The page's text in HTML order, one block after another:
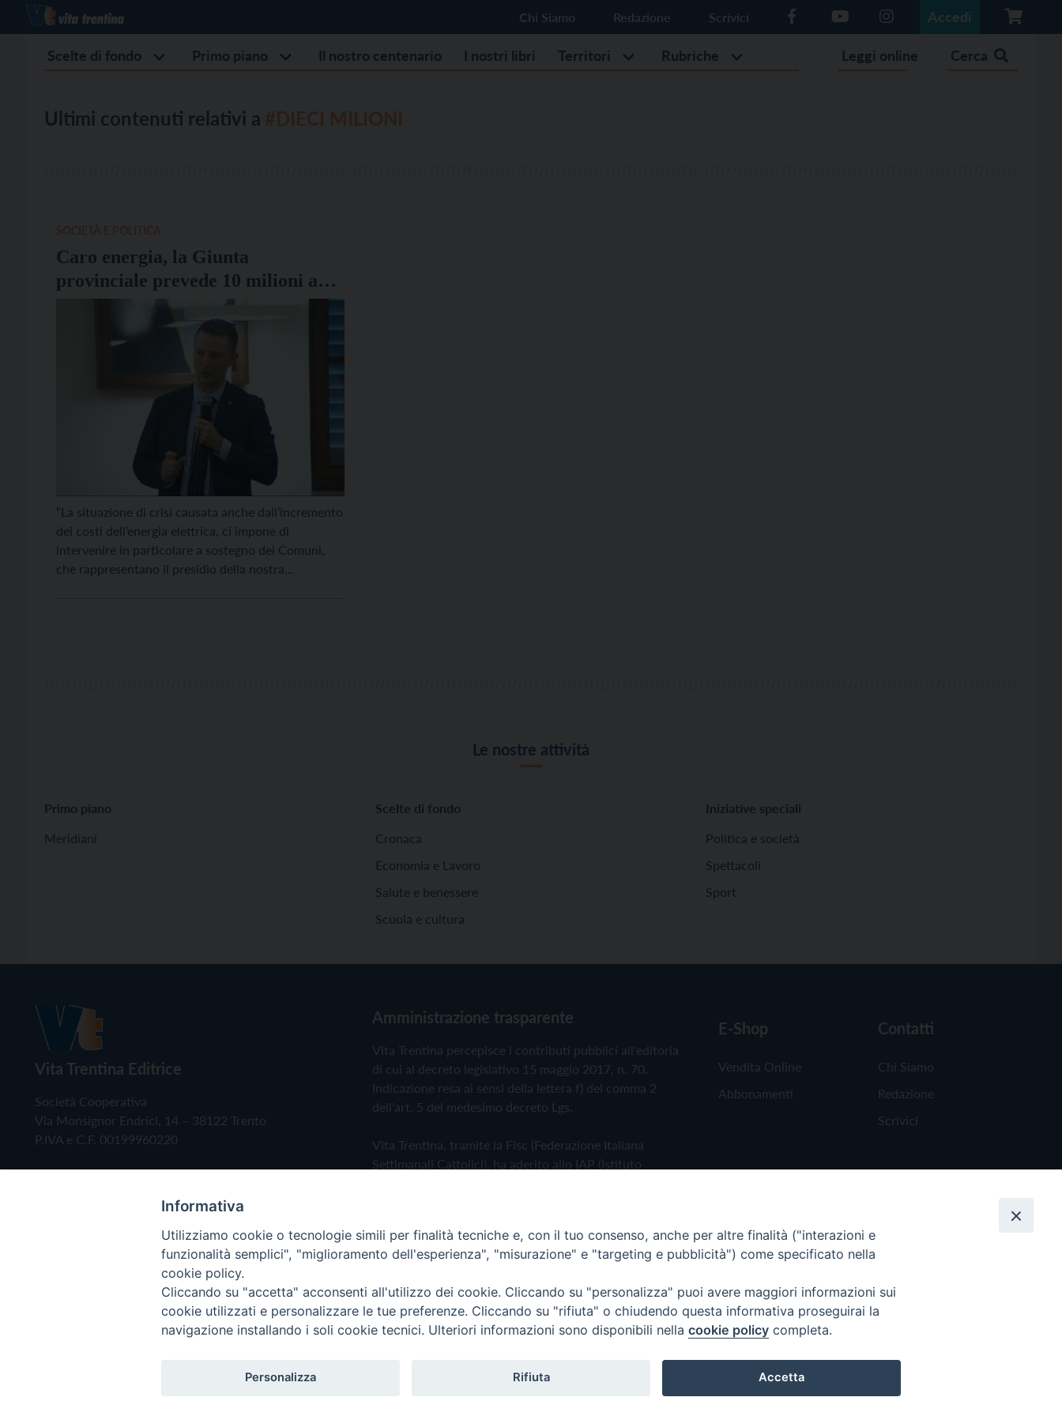
Chi Siamo Redazione Scrivici Accedi
Scelte di fondo Primo piano Il nostro centenario I nostri libri Territori Rubriche Leggi online Cerca
Ultimi contenuti relativi a
Caro energia, la Giunta
provinciale prevede 10 milioni a
sostegno dei Comuni
“La situazione di crisi causata anche dall’incremento
dei costi dell’energia elettrica, ci impone di
intervenire in particolare a sostegno dei Comuni,
che rappresentano il presidio della nostra
Le nostre attività
Primo piano
Meridiani
Scelte di fondo
Cronaca
Economia e Lavoro
Salute e benessere
Scuola e cultura
Iniziative speciali
Politica e società
Spettacoli
Sport
Vita Trentina Editrice
Società Cooperativa
Via Monsignor Endrici, 14 – 38122 Trento
P.IVA e C.F. 00199960220
Amministrazione trasparente
Vita Trentina percepisce i contributi pubblici all'editoria
di cui al decreto legislativo 15 maggio 2017, n. 70.
Indicazione resa ai sensi della lettera f) del comma 2
dell'art. 5 del medesimo decreto Lgs.
Vita Trentina, tramite la Fisc (Federazione Italiana
Settimanali Cattolici), ha aderito allo IAP (Istituto
Privacy Policy Cookie Policy
E-Shop
Vendita Online
Abbonamenti
Contatti
Chi Siamo
Redazione
Scrivici
Copyright © 2019 - Tutti i diritti riservati - Vita Trentina Editrice
Informativa
Utilizziamo cookie o tecnologie simili per finalità tecniche e, con il tuo consenso, anche per altre finalità ("interazioni e
funzionalità semplici", "miglioramento dell'esperienza", "misurazione" e "targeting e pubblicità") come specificato nella
cookie policy.
Cliccando su "accetta" acconsenti all'utilizzo dei cookie. Cliccando su "personalizza" puoi avere maggiori informazioni sui
cookie utilizzati e personalizzare le tue preferenze. Cliccando su "rifiuta" o chiudendo questa informativa proseguirai la
navigazione installando i soli cookie tecnici. Ulteriori informazioni sono disponibili nella cookie policy completa.
Personalizza Rifiuta Accetta